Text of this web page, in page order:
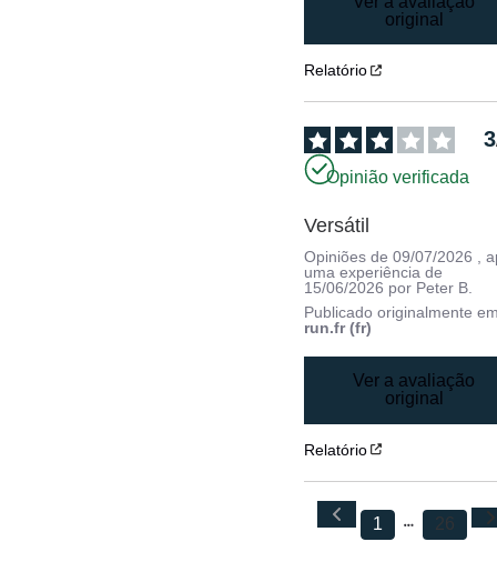
original
Relatório
3
Opinião verificada
Versátil
Opiniões de09/07/2026
,
uma experiência de
15/06/2026 por Peter B.
Publicado originalmente
run.fr (fr)
Ver a avaliação
original
Relatório
1 26